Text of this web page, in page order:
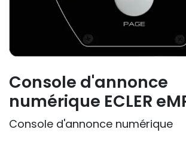
Console d'annonce
numérique ECLER
Console d'annonce numérique